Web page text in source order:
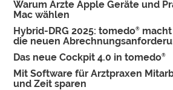
Warum Ärzte Apple Geräte und
Mac wählen
Hybrid-DRG 2025: tomedo®
die neuen
Das neue Cockpit 4.0 in tomedo®
Mit Software für Arztpraxen
und Zeit sparen